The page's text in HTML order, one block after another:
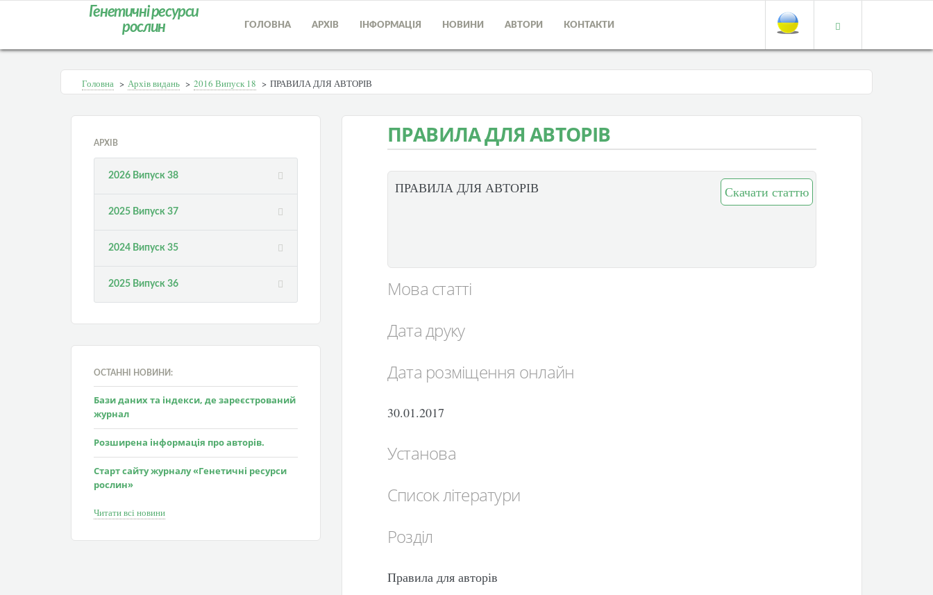
Генетичні ресурси
рослин
ГОЛОВНА АРХІВ ІНФОРМАЦІЯ НОВИНИ АВТОРИ КОНТАКТИ
Головна > Архів видань > 2016 Випуск 18 > ПРАВИЛА ДЛЯ АВТОРІВ
АРХІВ
2026 Випуск 38
2025 Випуск 37
2024 Випуск 35
2025 Випуск 36
ОСТАННІ НОВИНИ:
Бази даних та індекси, де зареєстрований
журнал
Розширена інформація про авторів.
Старт сайту журналу «Генетичні ресурси
рослин»
Читати всі новини
ПРАВИЛА ДЛЯ АВТОРІВ
Скачати статтю
ПРАВИЛА ДЛЯ АВТОРІВ
Мова статті
Дата друку
Дата розміщення онлайн
30.01.2017
Установа
Список літератури
Розділ
Правила для авторів